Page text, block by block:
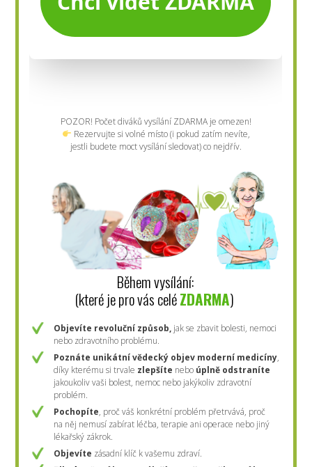
POZOR! Počet diváků vysílání ZDARMA je omezen!
Rezervujte si volné místo (i pokud zatím nevíte,
jestli budete moct vysílání sledovat) co nejdřív.
Během vysílání:
(které je pro vás celéZDARMA)
Objevíte revoluční způsob, jak se zbavit bolesti, nemoci
nebo zdravotního problému.
Poznáte unikátní vědecký objev moderní medicíny,
díky kterému si trvale zlepšíte nebo úplně odstraníte
jakoukoliv vaši bolest, nemoc nebo jakýkoliv zdravotní
problém.
Pochopíte, proč váš konkrétní problém přetrvává, proč
na něj nemusí zabírat léčba, terapie ani operace nebo jiný
lékařský zákrok.
Objevíte zásadní klíč k vašemu zdraví.